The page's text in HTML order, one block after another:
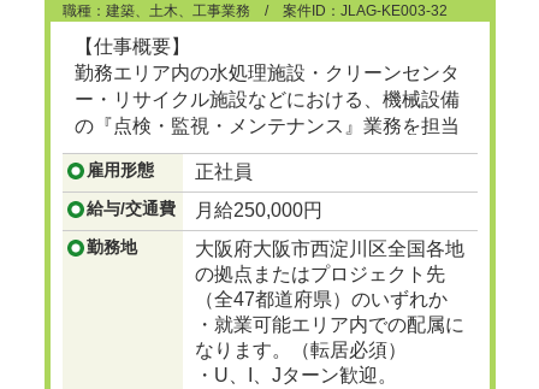
職種：建築、土木、工事業務 / 案件ID：JLAG-KE003-32
【仕事概要】
勤務エリア内の水処理施設・クリーンセンタ
ー・リサイクル施設などにおける、機械設備
の『点検・監視・メンテナンス』業務を担当
頂きます。
...つづきを見る
雇用形態 正社員
給与/交通費 月給250,000円
勤務地
大阪府大阪市西淀川区全国各地
の拠点またはプロジェクト先
（全47都道府県）のいずれか
・就業可能エリア内での配属に
なります。（転居必須）
・U、I、Jターン歓迎。